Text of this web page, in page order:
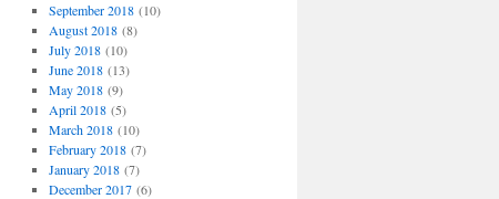
September 2018(10)
August 2018(8)
July 2018(10)
June 2018(13)
May 2018(9)
April 2018(5)
March 2018(10)
February 2018(7)
January 2018(7)
December 2017(6)